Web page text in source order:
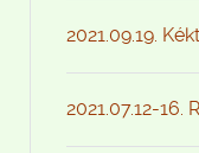
2021.09.19.
2021.07.12-16.